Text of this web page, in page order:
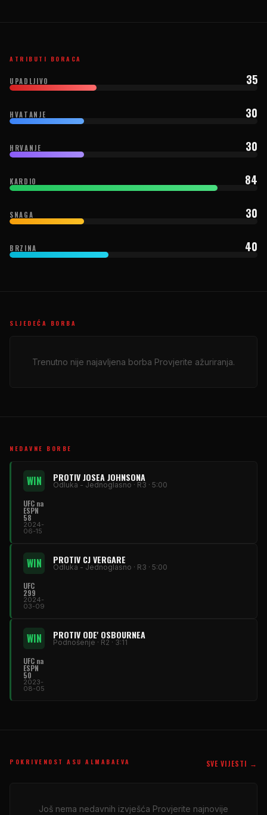
ATRIBUTI BORACA
UPADLJIVO 35
HVATANJE 30
HRVANJE 30
KARDIO 84
SNAGA 30
BRZINA 40
SLJEDEĆA BORBA
Trenutno nije najavljena borba Provjerite ažuriranja.
NEDAVNE BORBE
WIN PROTIV JOSEA JOHNSONA
Odluka - Jednoglasno · R3 · 5:00
UFC na
ESPN
58
2024-
06-15
WIN PROTIV CJ VERGARE
Odluka - Jednoglasno · R3 · 5:00
UFC
299
2024-
03-09
WIN PROTIV ODE' OSBOURNEA
Podnošenje · R2 · 3:11
UFC na
ESPN
50
2023-
08-05
POKRIVENOST ASU ALMABAEVA SVE VIJESTI →
Još nema nedavnih izvješća Provjerite najnovije